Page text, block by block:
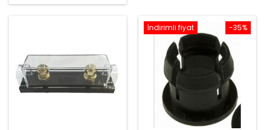
-35%
İndirimli fiyat